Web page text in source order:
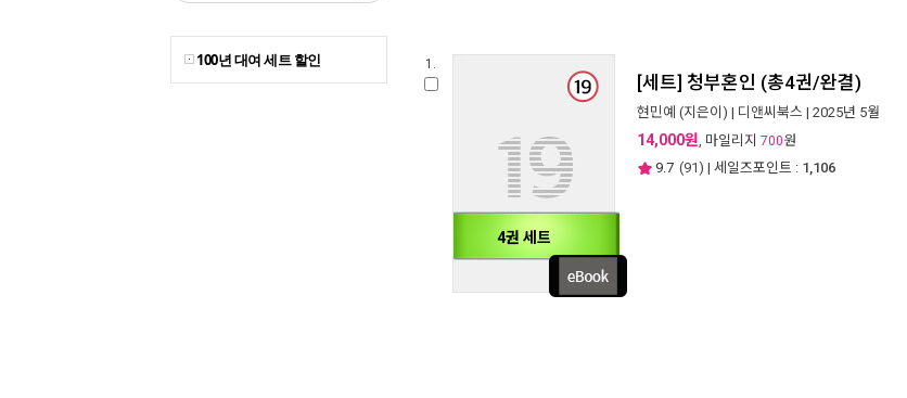
100년 대여 세트 할인 1.
4권 세트
[세트] 청부혼인 (총4권/완결)
현민예 (지은이) | 디앤씨북스 | 2025년 5월
14,000원, 마일리지 700원
9.7 (91) | 세일즈포인트 : 1,106